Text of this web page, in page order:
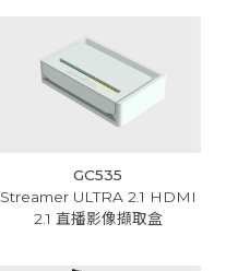
GC535
Streamer ULTRA 2.1 HDMI
2.1 直播影像擷取盒